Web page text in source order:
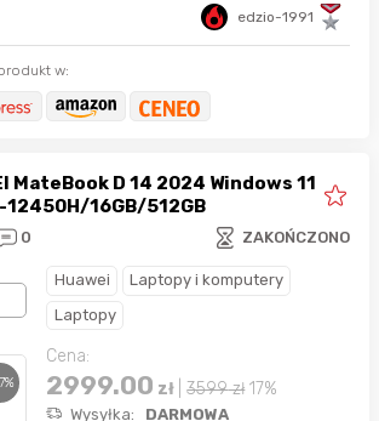
edzio-1991
w:
MateBook D 14 2024 Windows 11
16GB/512GB
0 ZAKOŃCZONO
Huawei
Laptopy i komputery
Laptopy
Cena:
2999.00 zł 3599zł 17%
Wysyłka:
DARMOWA